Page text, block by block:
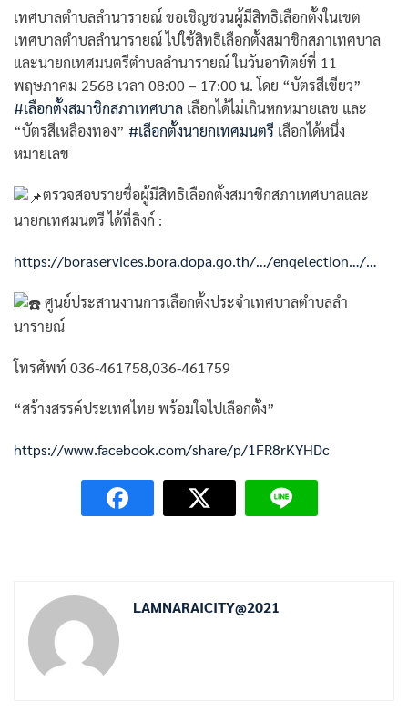
เทศบาลตำบลลำนารายณ์ ขอเชิญชวนผู้มีสิทธิเลือกตั้งในเขต
เทศบาลตำบลลำนารายณ์ ไปใช้สิทธิเลือกตั้งสมาชิกสภาเทศบาล
และนายกเทศมนตรีตำบลลำนารายณ์ ในวันอาทิตย์ที่ 11
พฤษภาคม 2568 เวลา 08:00 – 17:00 น. โดย “บัตรสีเขียว”
#เลือกตั้งสมาชิกสภาเทศบาล เลือกได้ไม่เกินหกหมายเลข และ
“บัตรสีเหลืองทอง” #เลือกตั้งนายกเทศมนตรี เลือกได้หนึ่ง
หมายเลข
ตรวจสอบรายชื่อผู้มีสิทธิเลือกตั้งสมาชิกสภาเทศบาลและ
นายกเทศมนตรี ได้ที่ลิงก์ :
https://boraservices.bora.dopa.go.th/…/enqelection…/…
ศูนย์ประสานงานการเลือกตั้งประจำเทศบาลตำบลลำ
นารายณ์
โทรศัพท์ 036-461758,036-461759
“สร้างสรรค์ประเทศไทย พร้อมใจไปเลือกตั้ง”
https://www.facebook.com/share/p/1FR8rKYHDc
LAMNARAICITY@2021